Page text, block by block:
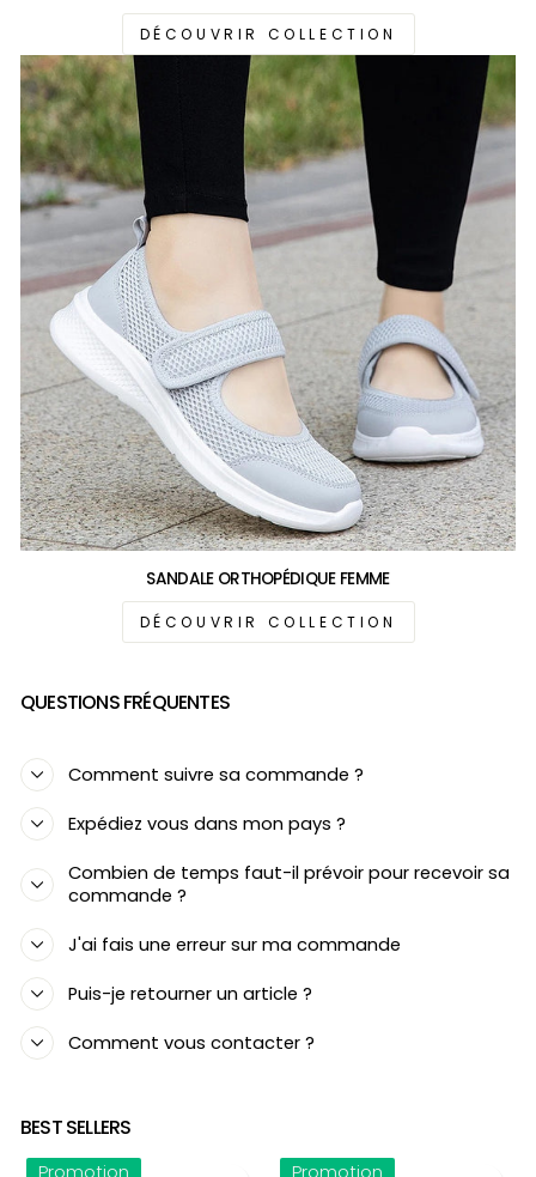
DÉCOUVRIR COLLECTION
SANDALE ORTHOPÉDIQUE FEMME
DÉCOUVRIR COLLECTION
QUESTIONS FRÉQUENTES
Comment suivre sa commande ?
Expédiez vous dans mon pays ?
Combien de temps faut-il prévoir pour recevoir sa
commande ?
J'ai fais une erreur sur ma commande
Puis-je retourner un article ?
Comment vous contacter ?
BEST SELLERS
Promotion Promotion